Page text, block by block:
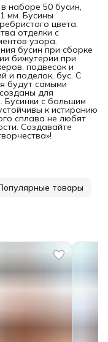
наборе 50 бусин,
мм. Бусины
цвета.
отделки с
узора.
бусин при сборке
бижутерии при
подвесок и
и поделок, бус. С
будут самыми
для
Бусинки с большим
к истиранию
сплава не любят
Создавайте
товары